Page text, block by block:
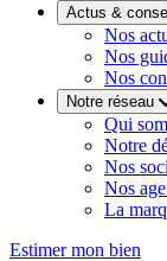
Actus &
Nos
Nos
Nos
Notre réseau
Qui
Notre
Nos
Nos
La
Estimer mon bien